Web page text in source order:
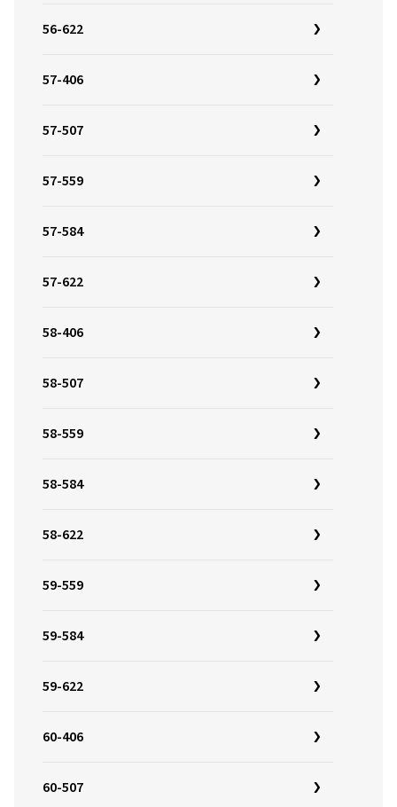
56-622
57-406
57-507
57-559
57-584
57-622
58-406
58-507
58-559
58-584
58-622
59-559
59-584
59-622
60-406
60-507